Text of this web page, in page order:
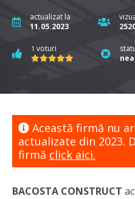
actualizat la
11.05.2023
1 voturi
Această firmă nu
actualizate din 2023.
firmă click aici.
BACOSTA CONSTRUCT